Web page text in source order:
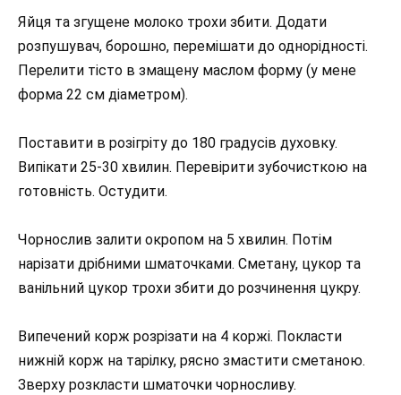
Яйця та згущене молоко трохи збити. Додати
розпушувач, борошно, перемішати до однорідності.
Перелити тісто в змащену маслом форму (у мене
форма 22 см діаметром).
Поставити в розігріту до 180 градусів духовку.
Випікати 25-30 хвилин. Перевірити зубочисткою на
готовність. Остудити.
Чорнослив залити окропом на 5 хвилин. Потім
нарізати дрібними шматочками. Сметану, цукор та
ванільний цукор трохи збити до розчинення цукру.
Випечений корж розрізати на 4 коржі. Покласти
нижній корж на тарілку, рясно змастити сметаною.
Зверху розкласти шматочки чорносливу.